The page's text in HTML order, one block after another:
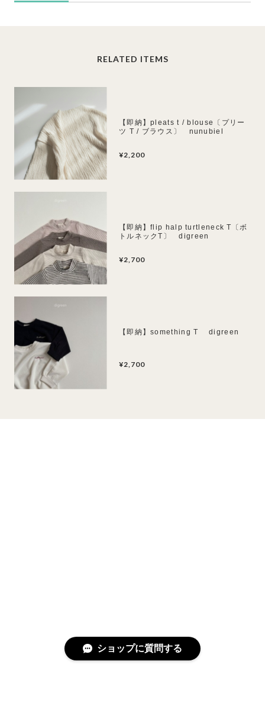
RELATED ITEMS
【即納】pleats t / blouse〔プリー
ツ T / ブラウス〕 nunubiel
¥2,200
【即納】flip halp turtleneck T〔ボ
トルネックT〕 digreen
¥2,700
【即納】something T digreen
¥2,700
ショップに質問する